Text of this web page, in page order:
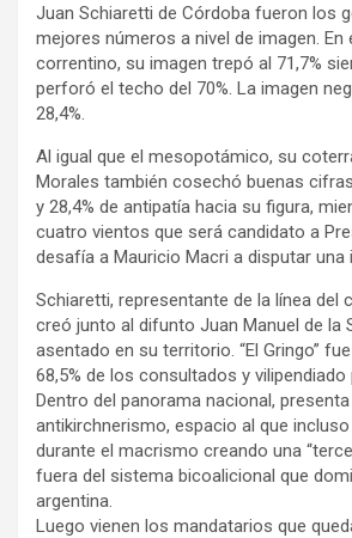
Juan Schiaretti de Córdoba fueron los
mejores números a nivel de imagen. En
correntino, su imagen trepó al 71,7%
perforó el techo del 70%. La imagen
28,4%.
Al igual que el mesopotámico, su
Morales también cosechó buenas
y 28,4% de antipatía hacia su figura,
cuatro vientos que será candidato a
desafía a Mauricio Macri a disputar una
Schiaretti, representante de la línea del
creó junto al difunto Juan Manuel de la
asentado en su territorio. “El Gringo”
68,5% de los consultados y vilipendiado
Dentro del panorama nacional,
antikirchnerismo, espacio al que
durante el macrismo creando una
fuera del sistema bicoalicional que
argentina.
Luego vienen los mandatarios que